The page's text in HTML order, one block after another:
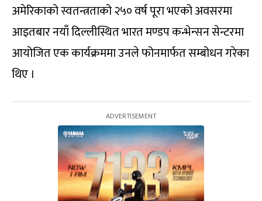
अमेरिकाको स्वतन्त्रताको २५० वर्ष पूरा भएको अवसरमा
आइतबार नयाँ दिल्लीस्थित भारत मण्डप कन्भेन्सन सेन्टरमा
आयोजित एक कार्यक्रममा उनले फोनमार्फत सम्बोधन गरेका
थिए ।